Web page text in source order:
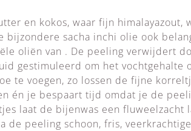
en kokos, waar fijn himalayazout,
bijzondere sacha inchi olie ook
oliën van . De peeling verwijdert
gestimuleerd om het vochtgehalte
te voegen, zo lossen de fijne
én je bespaart tijd omdat je de
laat de bijenwas een fluweelzacht
de peeling schoon, fris,